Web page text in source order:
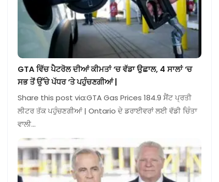
GTA ਵਿੱਚ ਪੈਟਰੋਲ ਦੀਆਂ ਕੀਮਤਾਂ ‘ਚ ਵੱਡਾ ਉਛਾਲ, 4 ਸਾਲਾਂ ‘ਚ
ਸਭ ਤੋਂ ਉੱਚੇ ਪੱਧਰ ‘ਤੇ ਪਹੁੰਚਣਗੀਆਂ |
Share this post via:GTA Gas Prices 184.9 ਸੈਂਟ ਪ੍ਰਤੀ
ਲੀਟਰ ਤੱਕ ਪਹੁੰਚਣਗੀਆਂ | Ontario ਦੇ ਡਰਾਈਵਰਾਂ ਲਈ ਵੱਡੀ ਚਿੰਤਾ
ਵਾਲੀ…